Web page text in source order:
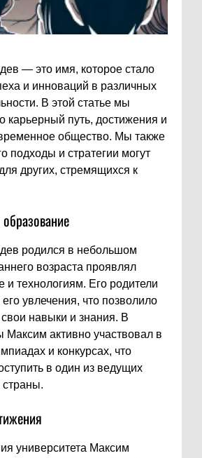
— это имя, которое стало
и инноваций в различных
В этой статье мы
карьерный путь, достижения и
общество. Мы также
подходы и стратегии могут
других, стремящихся к
родился в небольшом
возраста проявлял
и технологиям. Его родители
увлечения, что позволило
навыки и знания. В
Максим активно участвовал в
и конкурсах, что
в один из ведущих
страны.
университета Максим